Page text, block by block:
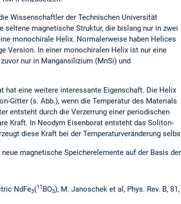
Wissenschaftler der Technischen Universität
seltene magnetische Struktur, die bislang nur in zwei
monochirale Helix. Normalerweise haben Helices
Version. In einer monochiralen Helix ist nur eine
nur in Mangansilizium (MnSi) und
hat eine weitere interessante Eigenschaft. Die Helix
Gitter (s. Abb.), wenn die Temperatur des Materials
entsteht durch die Verzerrung einer periodischen
Kraft. In Neodym Eisenborat entsteht das Soliton-
diese Kraft bei der Temperaturveränderung
magnetische Speicherelemente auf der Basis
NdFe3(11 BO3), M. Janoschek et al, Phys. Rev. B,